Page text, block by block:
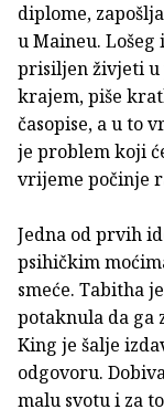
diplome,
u Maineu.
prisiljen živjeti u
krajem, piše
časopise, a u to
je problem koji
vrijeme počinje
Jedna od prvih
psihičkim
smeće. Tabitha
potaknula da ga
King je šalje
odgovoru.
malu svotu i za